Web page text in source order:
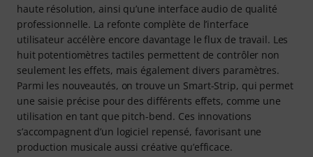
haute résolution, ainsi qu’une interface audio de qualité
professionnelle. La refonte complète de l’interface
utilisateur accélère encore davantage le flux de travail. Les
huit potentiomètres tactiles permettent de contrôler non
seulement les effets, mais également divers paramètres.
Parmi les nouveautés, on trouve un Smart-Strip, qui permet
une saisie précise pour des différents effets, comme une
utilisation en tant que pitch-bend. Ces innovations
s’accompagnent d’un logiciel repensé, favorisant une
production musicale aussi créative qu’efficace.